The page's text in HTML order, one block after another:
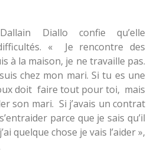
Diallo confie qu’elle
« Je rencontre des
à la maison, je ne travaille pas.
chez mon mari. Si tu es une
doit faire tout pour toi, mais
son mari. Si j’avais un contrat
parce que je sais qu’il
quelque chose je vais l’aider »,